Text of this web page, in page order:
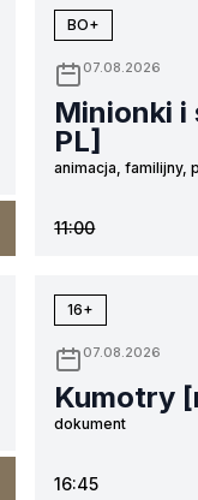
BO+
07.08.2026
Minionki i
PL]
animacja, familijny,
11:00
16+
07.08.2026
Kumotry
dokument
16:45